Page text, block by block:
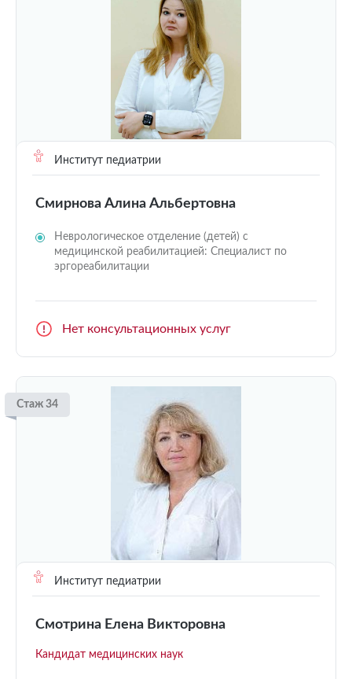
Институт педиатрии
Смирнова Алина Альбертовна
Неврологическое отделение (детей) с
медицинской реабилитацией: Специалист по
эргореабилитации
Нет консультационных услуг
Стаж 34
Институт педиатрии
Смотрина Елена Викторовна
Кандидат медицинских наук